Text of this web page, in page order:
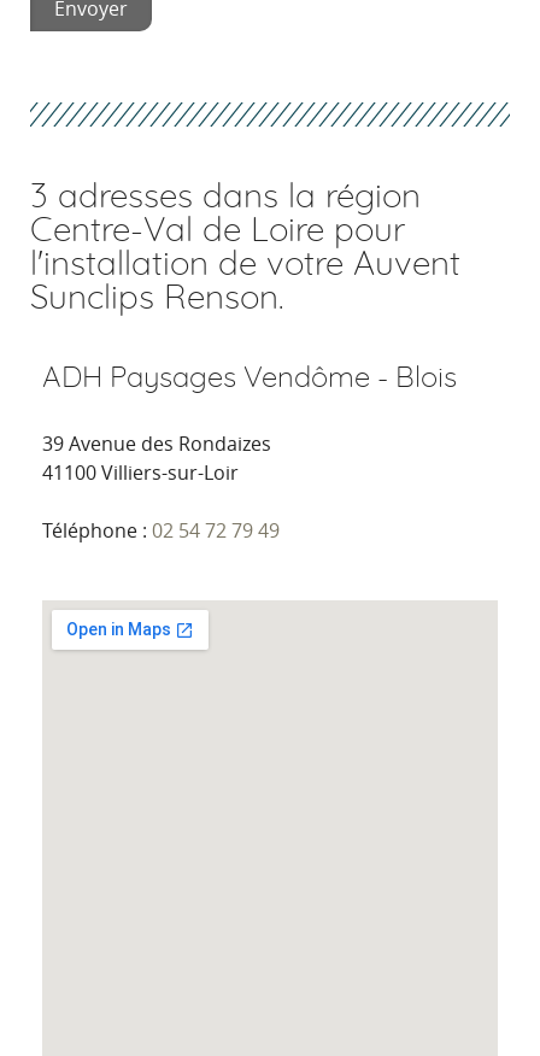
3 adresses dans la région
Centre-Val de Loire pour
l'installation de votre Auvent
Sunclips Renson.
ADH Paysages Vendôme - Blois
39 Avenue des Rondaizes
41100 Villiers-sur-Loir
Téléphone : 02 54 72 79 49